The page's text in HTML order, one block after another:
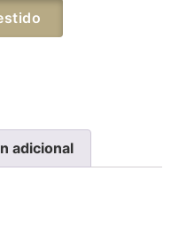
adicional